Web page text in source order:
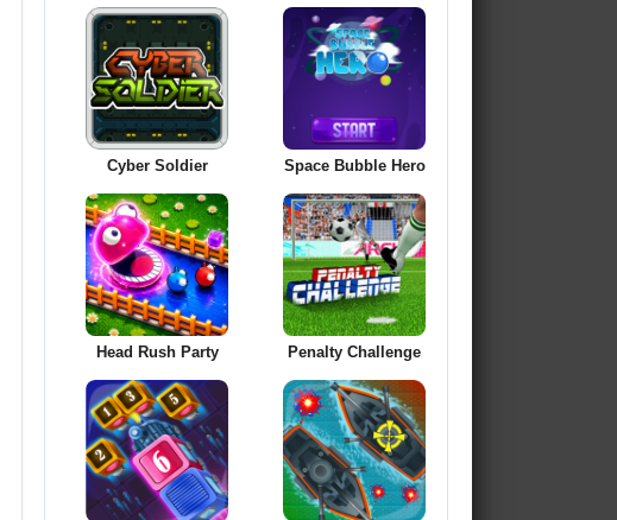
Cyber Soldier Space Bubble Hero
Head Rush Party Penalty Challenge